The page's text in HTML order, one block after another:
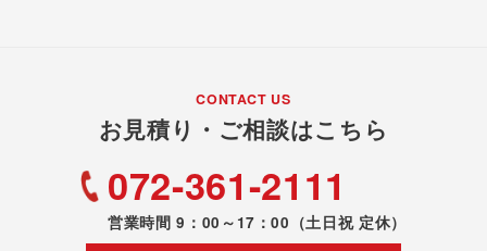
CONTACT US
お見積り・ご相談はこちら
072-361-2111
営業時間 9：00～17：00 （土日祝 定休）